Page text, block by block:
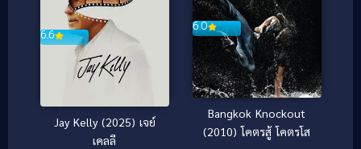
6.6
Jay Kelly (2025) เจย์
เคลลี
6.0
Bangkok Knockout
(2010) โคตรสู้ โคตรโส